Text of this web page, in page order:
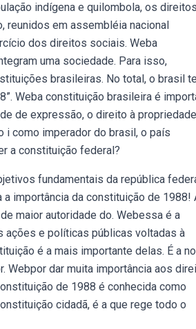
indígena e quilombola, os direitos
reunidos em assembléia nacional
dos direitos sociais. Weba
uma sociedade. Para isso,
brasileiras. No total, o brasil
Weba constituição brasileira é
de expressão, o direito à
i como imperador do brasil, o país
a constituição federal?
fundamentais da república
importância da constituição de 1988!
maior autoridade do. Webessa é a
ações e políticas públicas voltadas à
é a mais importante delas. É a
Webpor dar muita importância aos
de 1988 é conhecida como
cidadã, é a que rege todo o